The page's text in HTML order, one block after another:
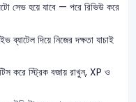
সেভ হয়ে যাবে — পরে রিভিউ করে
ব্যাটেল দিয়ে নিজের দক্ষতা যাচাই
করে স্ট্রিক বজায় রাখুন, XP ও